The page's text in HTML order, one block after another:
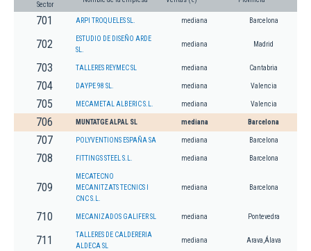
Sector
701 ARPI TROQUELES SL. mediana Barcelona
702
ESTUDIO DE DISEÑO ARDE
SL.
mediana Madrid
703 TALLERES REYMEC SL mediana Cantabria
704 DAYPE 98 SL. mediana Valencia
705 MECAMETAL ALBERIC S.L. mediana Valencia
706 MUNTATGE ALPAL SL mediana Barcelona
707 POLYVENTIONS ESPAÑA SA mediana Barcelona
708 FITTINGS STEEL S.L. mediana Barcelona
709
MECATECNO
MECANITZATS TECNICS I
CNC S.L.
mediana Barcelona
710 MECANIZADOS GALIFER SL mediana Pontevedra
711
TALLERES DE CALDERERIA
ALDECA SL
mediana Arava,Álava